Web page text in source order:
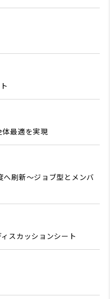
体最適を実現
刷新～ジョブ型とメンバ
スカッションシート